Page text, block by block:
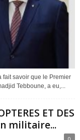
fait savoir que le Premier
Tebboune, a eu,...
ET DES
militaire...